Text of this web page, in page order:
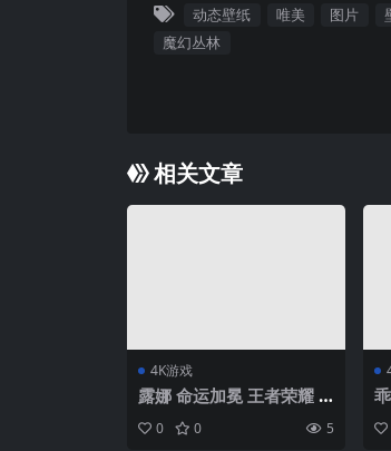
动态壁纸 唯美 图片
魔幻丛林
相关文章
4K游戏
露娜 命运加冕 王者荣耀 8
K游戏壁纸
0 0 5